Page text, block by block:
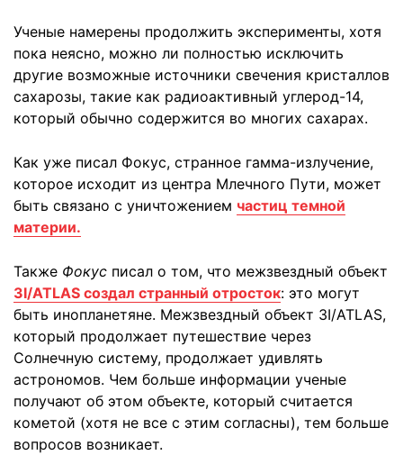
Ученые намерены продолжить эксперименты, хотя
пока неясно, можно ли полностью исключить
другие возможные источники свечения кристаллов
сахарозы, такие как радиоактивный углерод-14,
который обычно содержится во многих сахарах.
Как уже писал Фокус, странное гамма-излучение,
которое исходит из центра Млечного Пути, может
быть связано с уничтожением частиц темной
материи.
Также Фокус писал о том, что межзвездный объект
3I/ATLAS создал странный отросток: это могут
быть инопланетяне. Межзвездный объект 3I/ATLAS,
который продолжает путешествие через
Солнечную систему, продолжает удивлять
астрономов. Чем больше информации ученые
получают об этом объекте, который считается
кометой (хотя не все с этим согласны), тем больше
вопросов возникает.